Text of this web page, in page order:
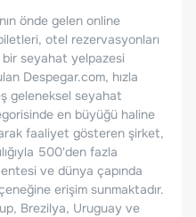
önde gelen online
otel rezervasyonları
seyahat yelpazesi
Despegar.com, hızla
geleneksel seyahat
en büyüğü haline
faaliyet gösteren şirket,
500'den fazla
ve dünya çapında
erişim sunmaktadır.
Brezilya, Uruguay ve